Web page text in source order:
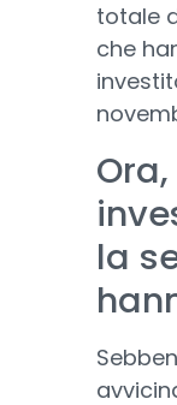
totale
che
la